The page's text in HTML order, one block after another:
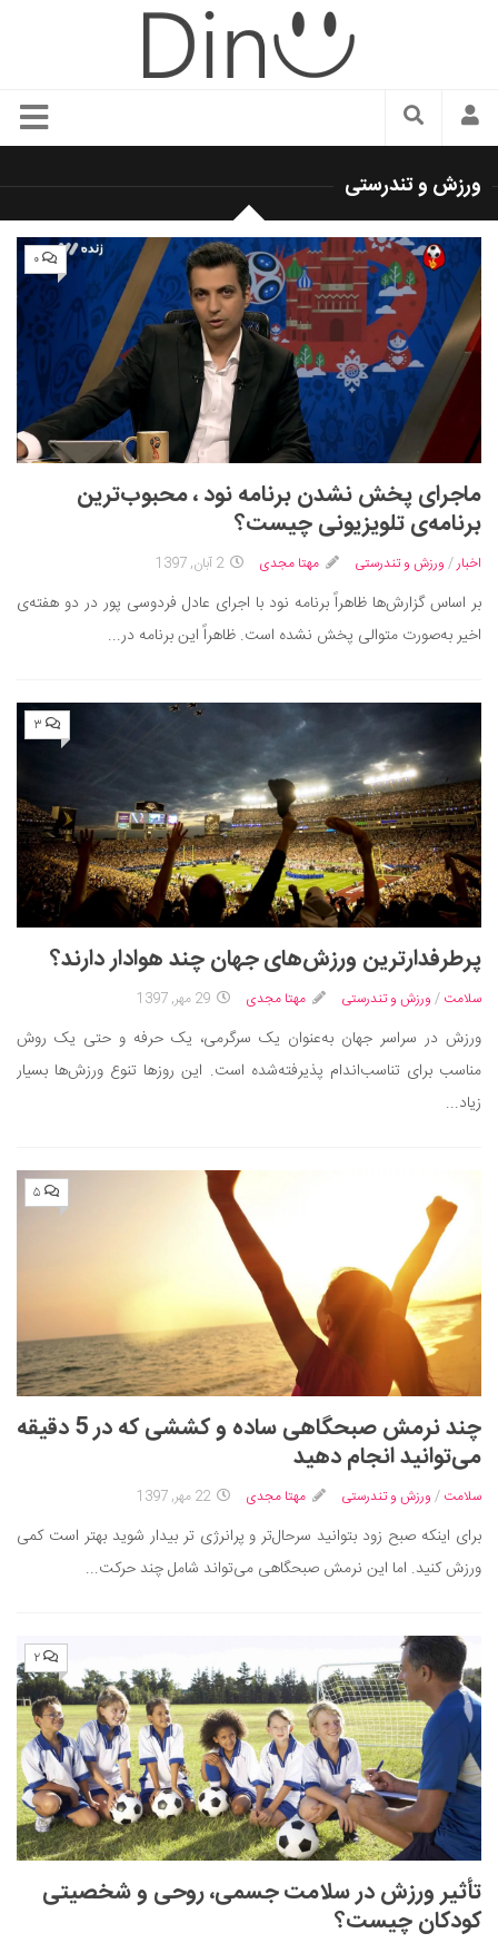
سبک زندگی
زیبایی و آرایش
شیک پوشی
دکوراسیون و چیدمان
غذا
رستوران گردی
آشپزی
سفر و گردشگری
ایران گردی
جهان گردی
موفقیت و مهارت‌های فردی
تغذیه سالم
بهداشت
بیماری و درمان
کودک و مادر
ورزش و تندرستی
روانشناسی
مراکز پزشکی و دارویی
فرهنگ و هنر
سینما و تئاتر
تلویزیون
موسیقی
تاریخ
معماری
علمی
فناوری‌ها
نجوم و هوا فضا
زمین و محیط زیست
خودرو
سرگرمی
دانستنی‌ها
بازی
فال
مسابقه
اخبار
ورزش و تندرستی
۰
ماجرای پخش نشدن برنامه نود ، محبوب‌ترین
برنامه‌ی تلویزیونی چیست؟
اخبار/ ورزش و تندرستی مهتا مجدی 2 آبان, 1397
بر اساس گزارش‌ها ظاهراً برنامه نود با اجرای عادل فردوسی پور در دو هفته‌ی
اخیر به‌صورت متوالی پخش نشده است. ظاهراً این برنامه‌ در...
۳
پرطرفدارترین ورزش‌های جهان چند هوادار دارند؟
سلامت / ورزش و تندرستی مهتا مجدی 29 مهر, 1397
ورزش در سراسر جهان به‌عنوان یک سرگرمی، یک حرفه و حتی یک روش
مناسب برای تناسب‌اندام پذیرفته‌شده است. این روزها تنوع ورزش‌ها بسیار
زیاد...
۵
چند نرمش صبحگاهی ساده‌ و کششی که در 5 دقیقه
می‌توانید انجام دهید
سلامت / ورزش و تندرستی مهتا مجدی 22 مهر, 1397
برای اینکه صبح زود بتوانید سرحال‌تر و پرانرژی تر بیدار شوید بهتر است کمی
ورزش کنید. اما این نرمش صبحگاهی می‌تواند شامل چند حرکت...
۲
تأثیر ورزش در سلامت جسمی، روحی و شخصیتی
کودکان چیست؟